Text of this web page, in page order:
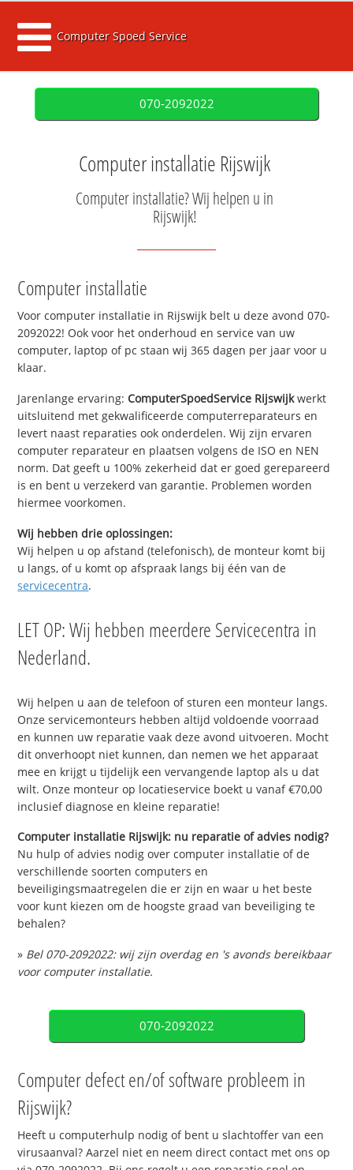
Computer Spoed Service
070-2092022
Computer installatie Rijswijk
Computer installatie? Wij helpen u in
Rijswijk!
Computer installatie
Voor computer installatie in Rijswijk belt u deze avond 070-
2092022! Ook voor het onderhoud en service van uw
computer, laptop of pc staan wij 365 dagen per jaar voor u
klaar.
Jarenlange ervaring:ComputerSpoedService Rijswijkwerkt
uitsluitend met gekwalificeerde computerreparateurs en
levert naast reparaties ook onderdelen. Wij zijn ervaren
computer reparateur en plaatsen volgens de ISO en NEN
norm. Dat geeft u 100% zekerheid dat er goed gerepareerd
is en bent u verzekerd van garantie. Problemen worden
hiermee voorkomen.
Wij hebben drie oplossingen:
Wij helpen u op afstand (telefonisch), de monteur komt bij
u langs, of u komt op afspraak langs bij één van de
servicecentra.
LET OP: Wij hebben meerdere Servicecentra in
Nederland.
Wij helpen u aan de telefoon of sturen een monteur langs.
Onze servicemonteurs hebben altijd voldoende voorraad
en kunnen uw reparatie vaak deze avond uitvoeren. Mocht
dit onverhoopt niet kunnen, dan nemen we het apparaat
mee en krijgt u tijdelijk een vervangende laptop als u dat
wilt. Onze monteur op locatieservice boekt u vanaf €70,00
inclusief diagnose en kleine reparatie!
Computer installatie Rijswijk: nu reparatie of advies nodig?
Nu hulp of advies nodig over computer installatie of de
verschillende soorten computers en
beveiligingsmaatregelen die er zijn en waar u het beste
voor kunt kiezen om de hoogste graad van beveiliging te
behalen?
» Bel 070-2092022: wij zijn overdag en 's avonds bereikbaar
voor computer installatie.
070-2092022
Computer defect en/of software probleem in
Rijswijk?
Heeft u computerhulp nodig of bent u slachtoffer van een
virusaanval? Aarzel niet en neem direct contact met ons op